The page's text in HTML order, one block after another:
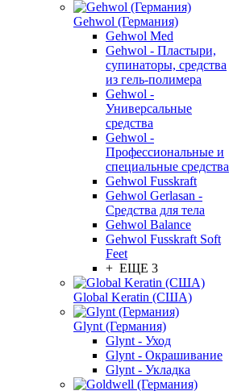
Gehwol (Германия)
Gehwol Med
Gehwol - Пластыри,
супинаторы, средства
из гель-полимера
Gehwol -
Универсальные
средства
Gehwol -
Профессиональные и
специальные средства
Gehwol Fusskraft
Gehwol Gerlasan -
Средства для тела
Gehwol Balance
Gehwol Fusskraft Soft
Feet
+ ЕЩЕ 3
Global Keratin (США)
Glynt (Германия)
Glynt - Уход
Glynt - Окрашивание
Glynt - Укладка